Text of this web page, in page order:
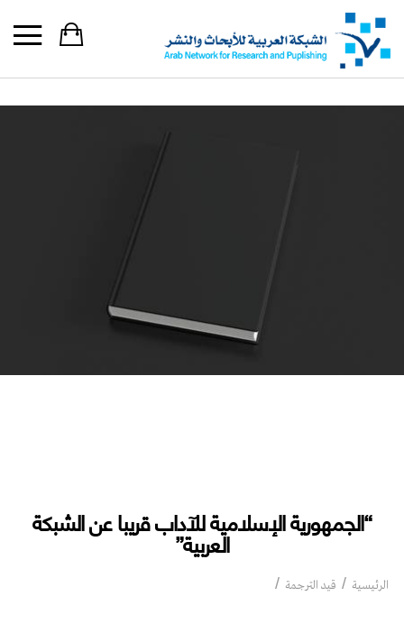
“الجمهورية الإسلامية للآداب قريبا عن الشبكة
العربية”
الرئيسية قيد الترجمة